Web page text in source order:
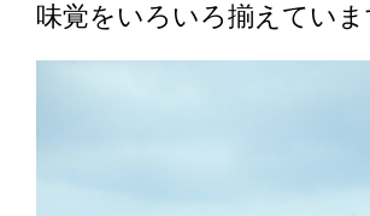
味覚をいろいろ揃えてい